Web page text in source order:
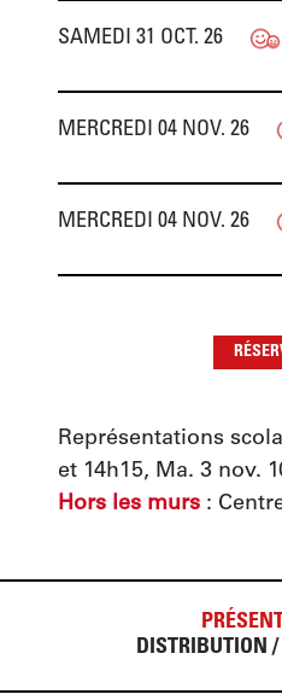
SAMEDI 31 OCT. 26
MERCREDI 04 NOV. 26
MERCREDI 04 NOV. 26
Représentations
et 14h15, Ma. 3 nov.
Hors les murs :
DISTRIBUTION /